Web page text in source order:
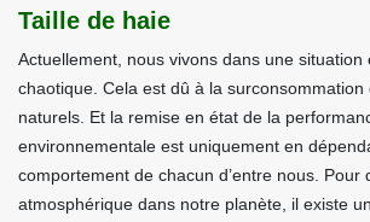
Taille de haie
Actuellement, nous vivons dans une situation
chaotique. Cela est dû à la surconsommation
naturels. Et la remise en état de la
environnementale est uniquement en
comportement de chacun d’entre nous. Pour
atmosphérique dans notre planète, il existe